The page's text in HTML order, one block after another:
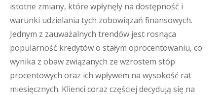
istotne zmiany, które wpłynęły na dostępność i
warunki udzielania tych zobowiązań finansowych.
Jednym z zauważalnych trendów jest rosnąca
popularność kredytów o stałym oprocentowaniu, co
wynika z obaw związanych ze wzrostem stóp
procentowych oraz ich wpływem na wysokość rat
miesięcznych. Klienci coraz częściej decydują się na